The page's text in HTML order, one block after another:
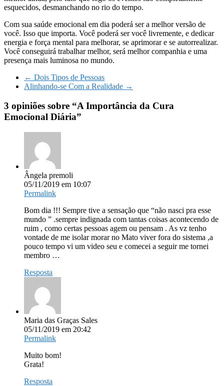
esquecidos, desmanchando no rio do tempo.
Com sua saúde emocional em dia poderá ser a melhor versão de
você. Isso que importa. Você poderá ser você livremente, e dedicar
energia e força mental para melhorar, se aprimorar e se autorrealizar.
Você conseguirá trabalhar melhor, será melhor companhia e uma
presença mais luminosa no mundo.
← Dois Tipos de Pessoas
Alinhando-se Com a Realidade →
3 opiniões sobre “A Importância da Cura
Emocional Diária”
Ângela premoli
05/11/2019 em 10:07
Permalink
Bom dia !!! Sempre tive a sensação que “não nasci pra esse
mundo ” .sempre indignada com tantas coisas acontecendo de
ruim , como certas pessoas agem ou pensam . As vz tenho
vontade de me isolar morar no Mato viver fora do sistema ,a
pouco tempo vi um video seu e comecei a seguir me tornei
membro …
Resposta
Maria das Graças Sales
05/11/2019 em 20:42
Permalink
Muito bom!
Grata!
Resposta